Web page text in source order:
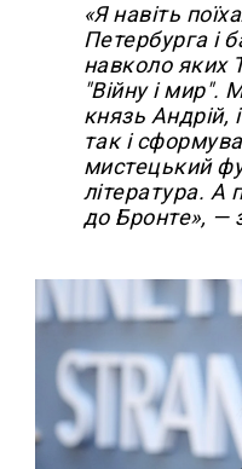
«Я навіть
Петербурга і
навколо яких
"Війну і мир".
князь Андрій,
так і
мистецький
література. А
до Бронте», —